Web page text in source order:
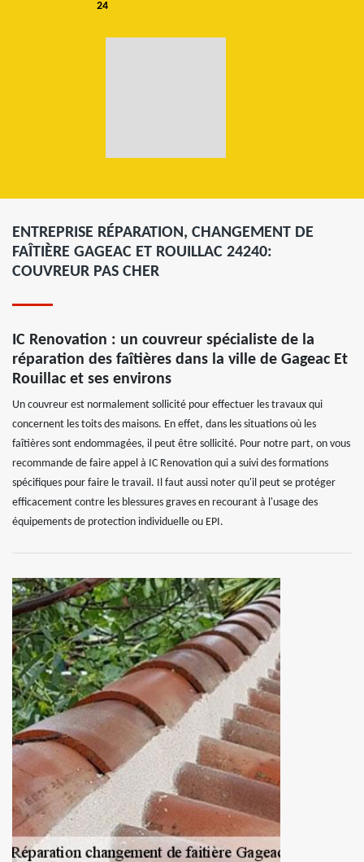
24
ENTREPRISE RÉPARATION, CHANGEMENT DE
FAÎTIÈRE GAGEAC ET ROUILLAC 24240:
COUVREUR PAS CHER
IC Renovation : un couvreur spécialiste de la
réparation des faîtières dans la ville de Gageac Et
Rouillac et ses environs
Un couvreur est normalement sollicité pour effectuer les travaux qui
concernent les toits des maisons. En effet, dans les situations où les
faîtières sont endommagées, il peut être sollicité. Pour notre part, on vous
recommande de faire appel à IC Renovation qui a suivi des formations
spécifiques pour faire le travail. Il faut aussi noter qu'il peut se protéger
efficacement contre les blessures graves en recourant à l'usage des
équipements de protection individuelle ou EPI.